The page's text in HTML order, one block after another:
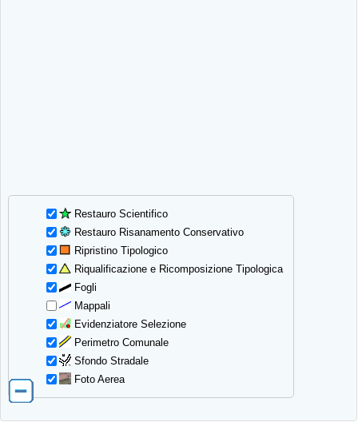
Restauro Scientifico
Restauro Risanamento Conservativo
Ripristino Tipologico
Riqualificazione e Ricomposizione Tipologica
Fogli
Mappali
Evidenziatore Selezione
Perimetro Comunale
Sfondo Stradale
Foto Aerea